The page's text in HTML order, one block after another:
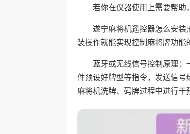
若你在仪器使用上需要帮助
遂宁麻将机遥控器怎么安装
装操作就能实现控制麻将牌功能
蓝牙或无线信号控制原理
件预设好牌型等指令，发送信
麻将机洗牌、码牌过程中进行干